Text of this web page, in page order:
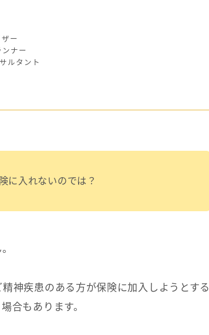
ー
ンナー
ルタント
に入れないのでは？
神疾患のある方が保険に加入しようとする
合もあります。